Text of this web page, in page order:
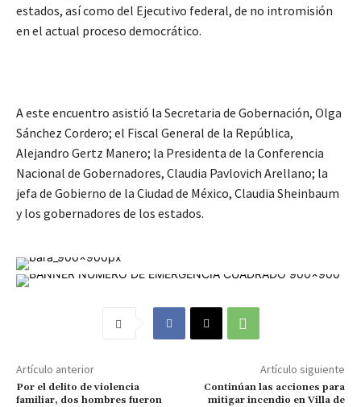
estados, así como del Ejecutivo federal, de no intromisión
en el actual proceso democrático.
A este encuentro asistió la Secretaria de Gobernación, Olga
Sánchez Cordero; el Fiscal General de la República,
Alejandro Gertz Manero; la Presidenta de la Conferencia
Nacional de Gobernadores, Claudia Pavlovich Arellano; la
jefa de Gobierno de la Ciudad de México, Claudia Sheinbaum
y los gobernadores de los estados.
Artículo anterior
Por el delito de violencia
familiar, dos hombres fueron
Artículo siguiente
Continúan las acciones para
mitigar incendio en Villa de